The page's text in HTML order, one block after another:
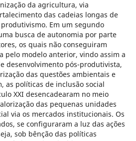
da agricultura, via
das cadeias longas de
Em um segundo
busca de autonomia por parte
os quais não conseguiram
pelo modelo anterior, vindo assim a
desenvolvimento pós-produtivista,
das questões ambientais e
as políticas de inclusão social
XXI desencadearam no meio
das pequenas unidades
via os mercados institucionais. Os
se configuraram a luz das ações
sob bênção das políticas